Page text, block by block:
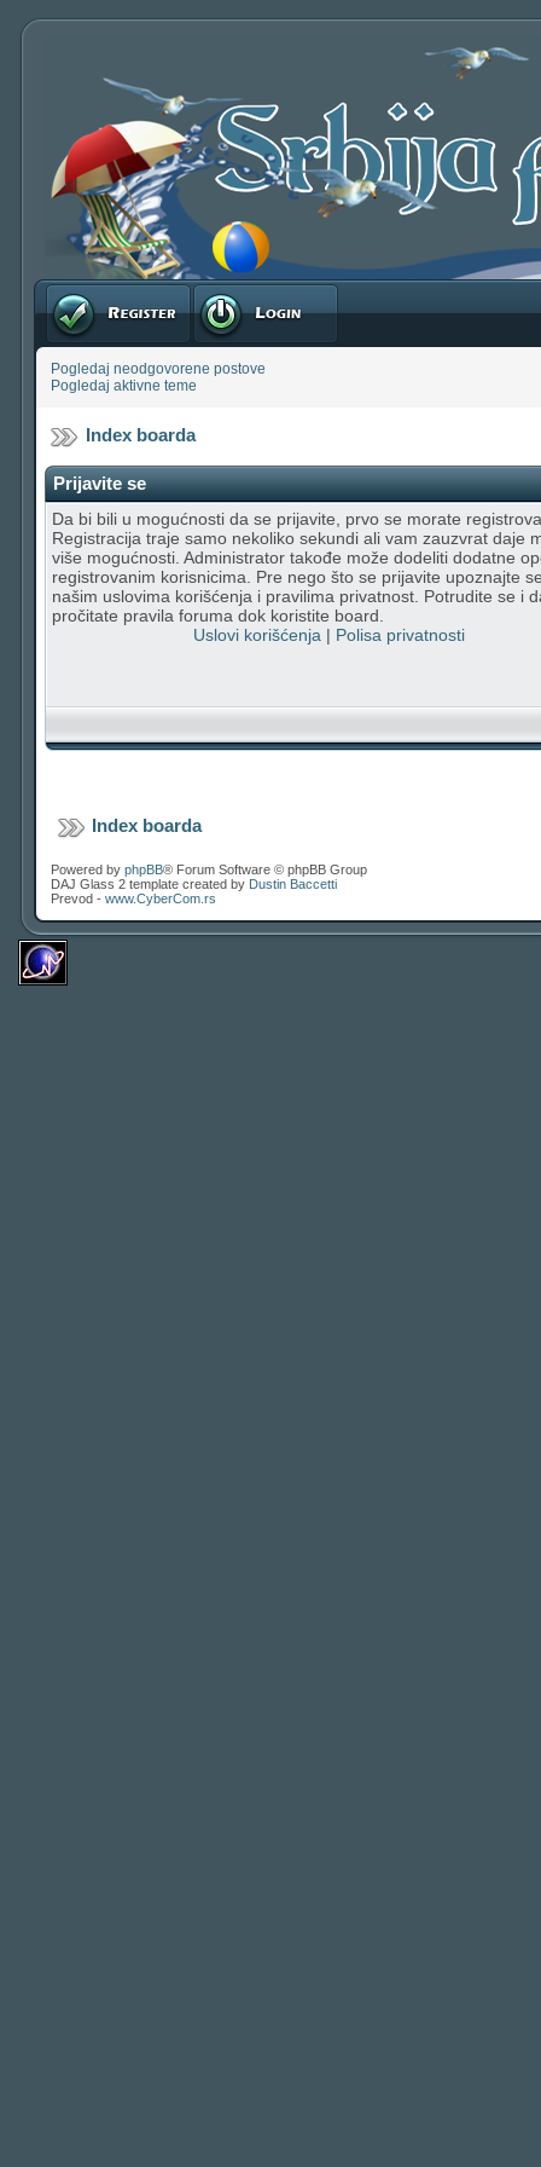
Registruj se Prijavite se
Pogledaj neodgovorene postove
Pogledaj aktivne teme
Index boarda
Prijavite se
Da bi bili u mogućnosti da se prijavite, prvo se morate
Registracija traje samo nekoliko sekundi ali vam zauzvrat daje
više mogućnosti. Administrator takođe može dodeliti dodatne
registrovanim korisnicima. Pre nego što se prijavite upoznajte
našim uslovima korišćenja i pravilima privatnost. Potrudite se i
pročitate pravila foruma dok koristite board.
Uslovi korišćenja | Polisa privatnosti
Index boarda
Powered by phpBB® Forum Software © phpBB Group
DAJ Glass 2 template created by Dustin Baccetti
Prevod - www.CyberCom.rs